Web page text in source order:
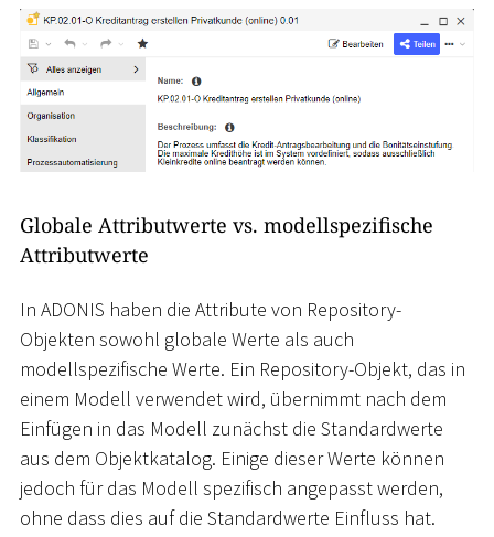
Globale Attributwerte vs. modellspezifische
Attributwerte
In ADONIS haben die Attribute von Repository-
Objekten sowohl globale Werte als auch
modellspezifische Werte. Ein Repository-Objekt, das in
einem Modell verwendet wird, übernimmt nach dem
Einfügen in das Modell zunächst die Standardwerte
aus dem Objektkatalog. Einige dieser Werte können
jedoch für das Modell spezifisch angepasst werden,
ohne dass dies auf die Standardwerte Einfluss hat.